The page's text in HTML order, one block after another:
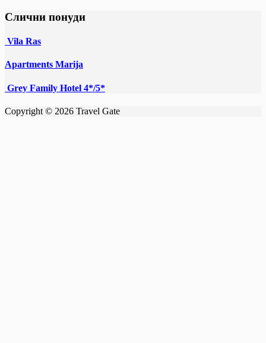
Слични понуди
Vila Ras
Apartments Marija
Grey Family Hotel 4*/5*
Copyright © 2026 Travel Gate